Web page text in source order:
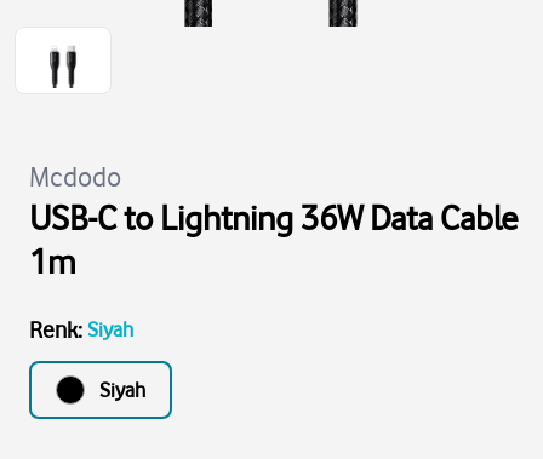
Mcdodo
USB-C to Lightning 36W Data Cable
1m
Renk: Siyah
Siyah